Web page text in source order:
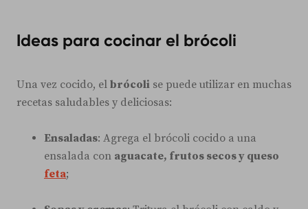
Ideas para cocinar el brócoli
Una vez cocido, el brócoli se puede utilizar en muchas
recetas saludables y deliciosas:
Ensaladas: Agrega el brócoli cocido a una
ensalada con aguacate, frutos secos y queso
feta;